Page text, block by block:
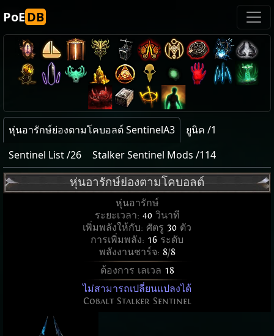
PoEDB
หุ่นอารักษ์ย่องตามโคบอลต์ SentinelA3
ยูนิค /1
Sentinel List /26
Stalker Sentinel Mods /114
หุ่นอารักษ์ย่องตามโคบอลต์
หุ่นอารักษ์
ระยะเวลา: 40วินาที
เพิ่มพลังให้กับ: ศัตรู 30 ตัว
การเพิ่มพลัง: 16 ระดับ
พลังงานชาร์จ: 8/8
ต้องการ เลเวล 18
ไม่สามารถเปลี่ยนแปลงได้
Cobalt Stalker Sentinel